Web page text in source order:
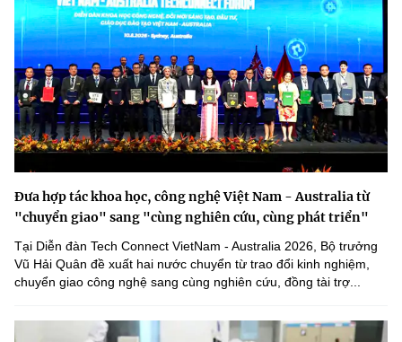
Đưa hợp tác khoa học, công nghệ Việt Nam - Australia từ
"chuyển giao" sang "cùng nghiên cứu, cùng phát triển"
Tại Diễn đàn Tech Connect VietNam - Australia 2026, Bộ trưởng
Vũ Hải Quân đề xuất hai nước chuyển từ trao đổi kinh nghiệm,
chuyển giao công nghệ sang cùng nghiên cứu, đồng tài trợ...